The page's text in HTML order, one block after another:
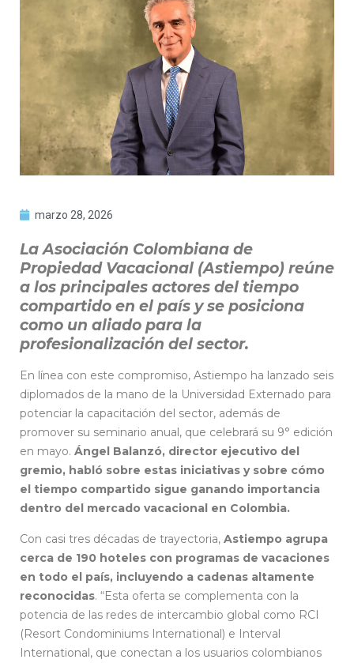
marzo 28, 2026
La Asociación Colombiana de
Propiedad Vacacional (Astiempo) reúne
a los principales actores del tiempo
compartido en el país y se posiciona
como un aliado para la
profesionalización del sector.
En línea con este compromiso, Astiempo ha lanzado seis
diplomados de la mano de la Universidad Externado para
potenciar la capacitación del sector, además de
promover su seminario anual, que celebrará su 9° edición
en mayo. Ángel Balanzó, director ejecutivo del
gremio, habló sobre estas iniciativas y sobre cómo
el tiempo compartido sigue ganando importancia
dentro del mercado vacacional en Colombia.
Con casi tres décadas de trayectoria, Astiempo agrupa
cerca de 190 hoteles con programas de vacaciones
en todo el país, incluyendo a cadenas altamente
reconocidas. “Esta oferta se complementa con la
potencia de las redes de intercambio global como RCI
(Resort Condominiums International) e Interval
International, que conectan a los usuarios colombianos